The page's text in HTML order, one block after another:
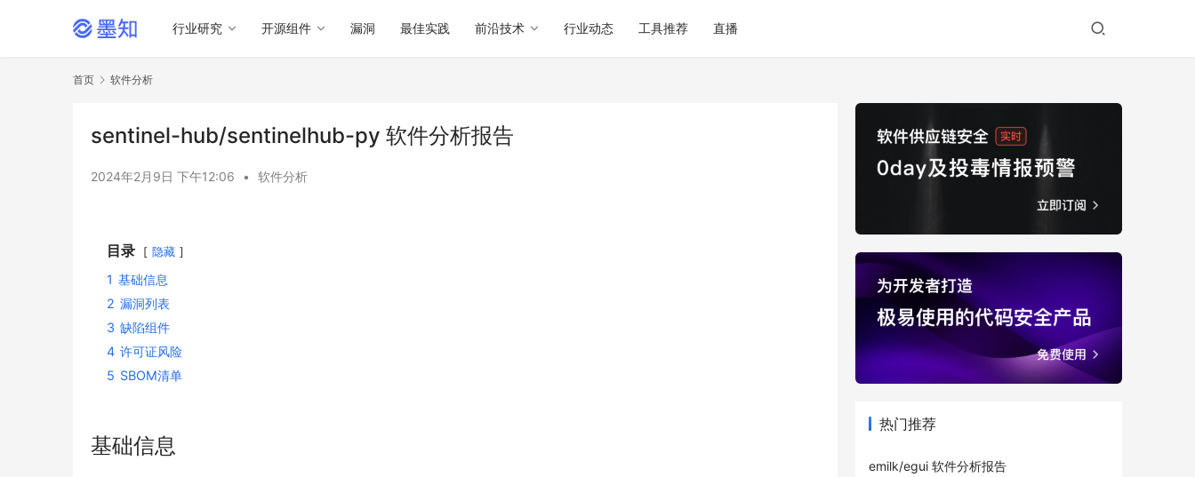
行业研究 开源组件 漏洞 最佳实践 前沿技术 行业动态 工具推荐 直播
首页 软件分析
sentinel-hub/sentinelhub-py 软件分析报告
2024年2月9日 下午12:06 • 软件分析
目录 隐藏
1 基础信息
2 漏洞列表
3 缺陷组件
4 许可证风险
5 SBOM清单
基础信息
热门推荐
emilk/egui 软件分析报告